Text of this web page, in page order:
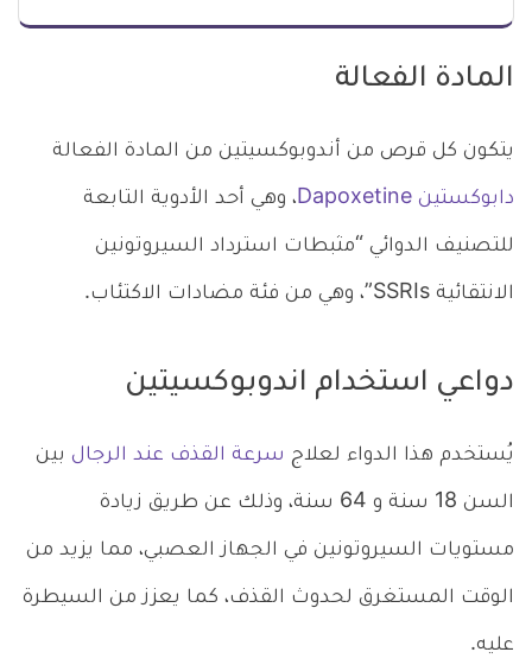
المادة الفعالة
يتكون كل قرص من أندوبوكسيتين من المادة الفعالة
دابوكستين Dapoxetine ، وهي أحد الأدوية التابعة
للتصنيف الدوائي “مثبطات استرداد السيروتونين
الانتقائية SSRIs”، وهي من فئة مضادات الاكتئاب.
دواعي استخدام اندوبوكسيتين
يُستخدم هذا الدواء لعلاج سرعة القذف عند الرجال بين
السن 18 سنة و 64 سنة، وذلك عن طريق زيادة
مستويات السيروتونين في الجهاز العصبي، مما يزيد من
الوقت المستغرق لحدوث القذف، كما يعزز من السيطرة
عليه.